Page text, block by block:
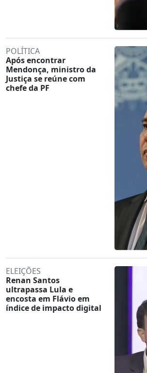
POLÍTICA
Após encontrar
Mendonça, ministro da
Justiça se reúne com
chefe da PF
ELEIÇÕES
Renan Santos
ultrapassa Lula e
encosta em Flávio em
índice de impacto digital